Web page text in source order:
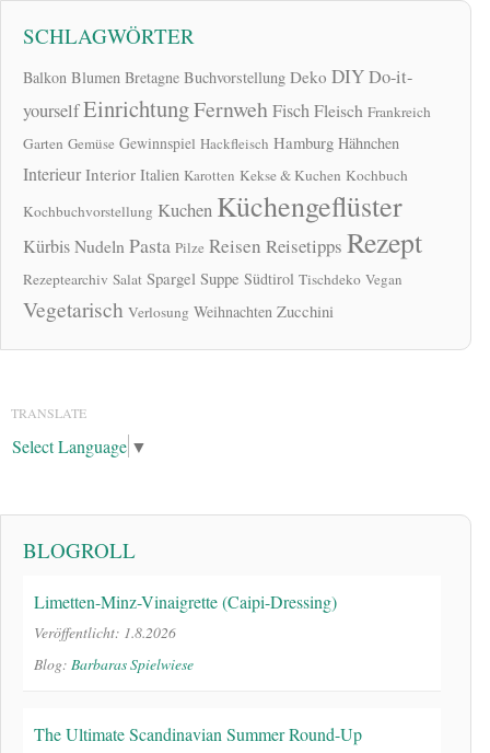
SCHLAGWÖRTER
Balkon Blumen Bretagne Buchvorstellung Deko DIYDo-it-
yourselfEinrichtungFernwehFischFleisch Frankreich
Garten Gemüse Gewinnspiel Hackfleisch Hamburg Hähnchen
Interieur Interior Italien Karotten Kekse & Kuchen Kochbuch
Kochbuchvorstellung Kuchen Küchengeflüster
KürbisNudeln Pasta Pilze Reisen Reisetipps Rezept
Rezeptearchiv Salat Spargel Suppe Südtirol Tischdeko Vegan
Vegetarisch Verlosung Weihnachten Zucchini
TRANSLATE
Select Language ▼
BLOGROLL
Limetten-Minz-Vinaigrette (Caipi-Dressing)
Veröffentlicht: 1.8.2026
Blog: Barbaras Spielwiese
The Ultimate Scandinavian Summer Round-Up